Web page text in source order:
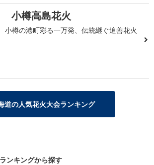
小樽高島花火
小樽の港町彩る一万発、伝統継ぐ追善花火
道の人気花火大会ランキング
ンキングから探す